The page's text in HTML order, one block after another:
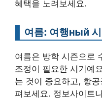
혜택을 노려보세요.
여름: 여행ный
여름은 방학 시즌으로
조정이 필요한 시기예
는 것이 중요하고, 항
펴보세요. 정보사이트